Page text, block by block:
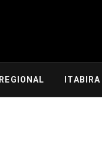
REGIONAL ITABIRA